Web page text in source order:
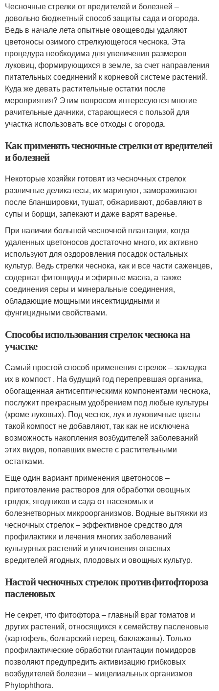
Чесночные стрелки от вредителей и болезней –
довольно бюджетный способ защиты сада и огорода.
Ведь в начале лета опытные овощеводы удаляют
цветоносы озимого стрелкующегося чеснока. Эта
процедура необходима для увеличения размеров
луковиц, формирующихся в земле, за счет направления
питательных соединений к корневой системе растений.
Куда же девать растительные остатки после
мероприятия? Этим вопросом интересуются многие
рачительные дачники, старающиеся с пользой для
участка использовать все отходы с огорода.
Как применять чесночные стрелки от вредителей
и болезней
Некоторые хозяйки готовят из чесночных стрелок
различные деликатесы, их маринуют, замораживают
после бланшировки, тушат, обжаривают, добавляют в
супы и борщи, запекают и даже варят варенье.
При наличии большой чесночной плантации, когда
удаленных цветоносов достаточно много, их активно
используют для оздоровления посадок остальных
культур. Ведь стрелки чеснока, как и все части саженцев,
содержат фитонциды и эфирные масла, а также
соединения серы и минеральные соединения,
обладающие мощными инсектицидными и
фунгицидными свойствами.
Способы использования стрелок чеснока на
участке
Самый простой способ применения стрелок – закладка
их в компост . На будущий год перепревшая органика,
обогащенная антисептическими компонентами чеснока,
послужит прекрасным удобрением под любые культуры
(кроме луковых). Под чеснок, лук и луковичные цветы
такой компост не добавляют, так как не исключена
возможность накопления возбудителей заболеваний
этих видов, попавших вместе с растительными
остатками.
Еще один вариант применения цветоносов –
приготовление растворов для обработки овощных
грядок, ягодников и сада от насекомых и
болезнетворных микроорганизмов. Водные вытяжки из
чесночных стрелок – эффективное средство для
профилактики и лечения многих заболеваний
культурных растений и уничтожения опасных
вредителей ягодных, плодовых и овощных культур.
Настой чесночных стрелок против фитофтороза
пасленовых
Не секрет, что фитофтора – главный враг томатов и
других растений, относящихся к семейству пасленовые
(картофель, болгарский перец, баклажаны). Только
профилактические обработки плантации помидоров
позволяют предупредить активизацию грибковых
возбудителей болезни – мицелиальных организмов
Phytophthora.